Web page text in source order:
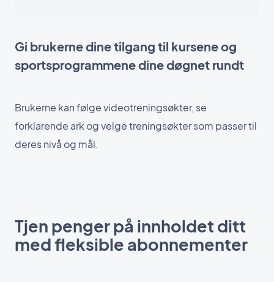
Gi brukerne dine tilgang til kursene og
sportsprogrammene dine døgnet rundt
Brukerne kan følge videotreningsøkter, se
forklarende ark og velge treningsøkter som passer til
deres nivå og mål.
Tjen penger på innholdet ditt
med fleksible abonnementer